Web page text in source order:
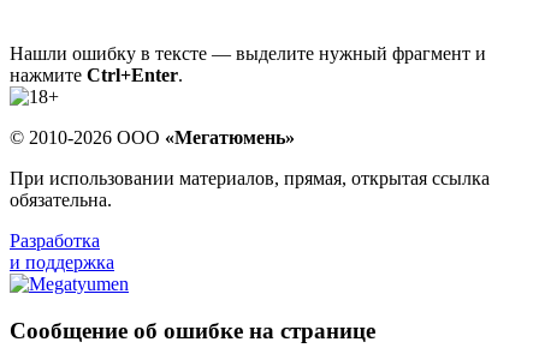
Нашли ошибку в тексте — выделите нужный фрагмент и
нажмите Ctrl+Enter.
© 2010-2026 ООО «Мегатюмень»
При использовании материалов, прямая, открытая ссылка
обязательна.
Разработка
и поддержка
Сообщение об ошибке на странице